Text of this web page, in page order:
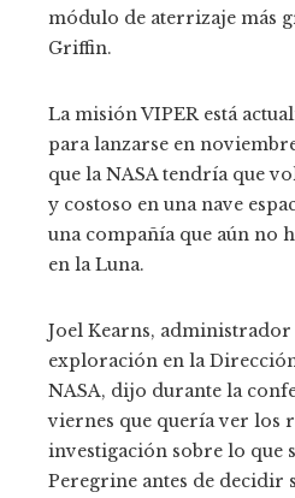
módulo de aterrizaje más
Griffin.
La misión VIPER está
para lanzarse en
que la NASA tendría que
y costoso en una nave
una compañía que aún no
en la Luna.
Joel Kearns,
exploración en la
NASA, dijo durante la
viernes que quería ver los
investigación sobre lo que
Peregrine antes de decidir